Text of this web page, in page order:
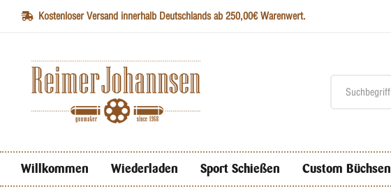
Kostenloser Versand innerhalb Deutschlands ab 250,00€ Warenwert.
Willkommen Wiederladen Sport Schießen Custom Büchsen